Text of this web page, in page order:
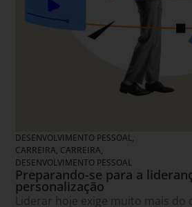
DESENVOLVIMENTO PESSOAL,
CARREIRA, CARREIRA,
DESENVOLVIMENTO PESSOAL
Preparando-se para a
personalização
Liderar hoje exige muito mais do